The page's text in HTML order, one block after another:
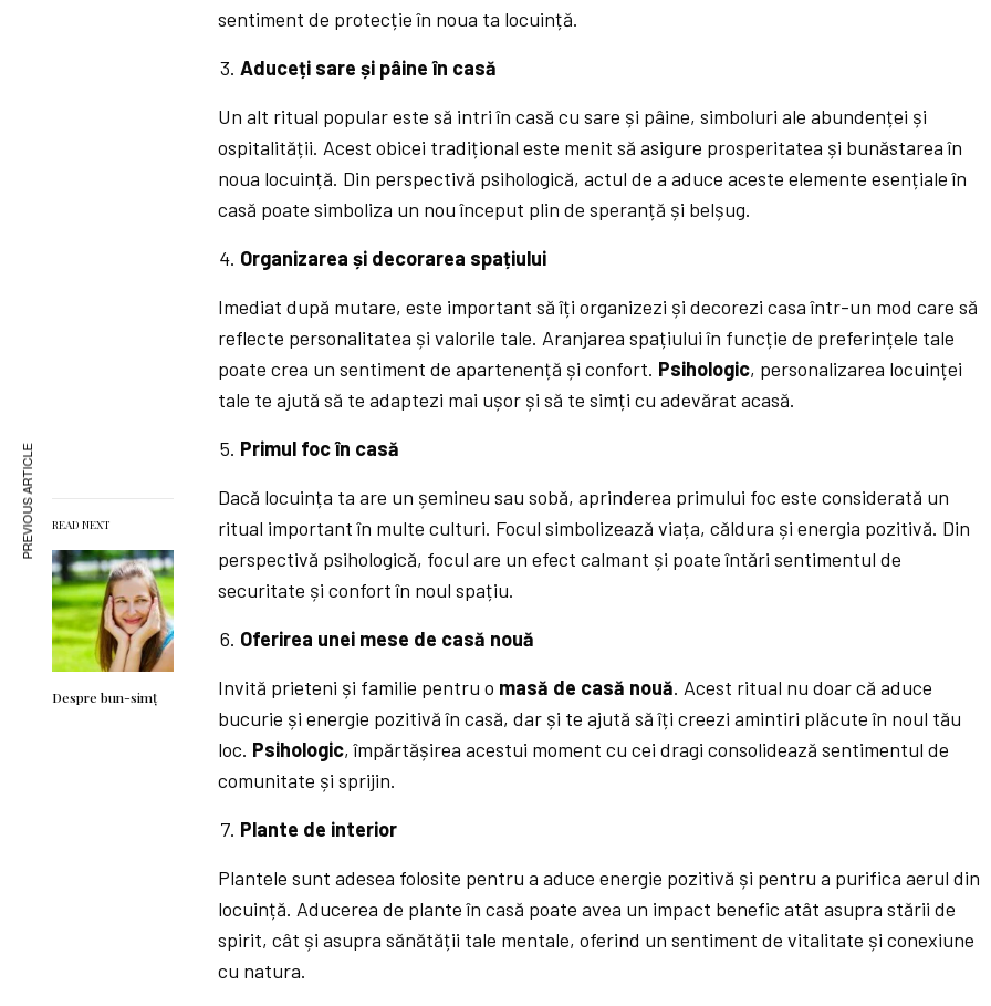
READ NEXT
Despre bun-simț
sentiment de protecție în noua ta locuință.
Aduceți sare și pâine în casă
Un alt ritual popular este să intri în casă cu sare și pâine, simboluri ale abundenței și
ospitalității. Acest obicei tradițional este menit să asigure prosperitatea și bunăstarea în
noua locuință. Din perspectivă psihologică, actul de a aduce aceste elemente esențiale în
casă poate simboliza un nou început plin de speranță și belșug.
Organizarea și decorarea spațiului
Imediat după mutare, este important să îți organizezi și decorezi casa într-un mod care să
reflecte personalitatea și valorile tale. Aranjarea spațiului în funcție de preferințele tale
poate crea un sentiment de apartenență și confort. Psihologic, personalizarea locuinței
tale te ajută să te adaptezi mai ușor și să te simți cu adevărat acasă.
Primul foc în casă
Dacă locuința ta are un șemineu sau sobă, aprinderea primului foc este considerată un
ritual important în multe culturi. Focul simbolizează viața, căldura și energia pozitivă. Din
perspectivă psihologică, focul are un efect calmant și poate întări sentimentul de
securitate și confort în noul spațiu.
Oferirea unei mese de casă nouă
Invită prieteni și familie pentru o masă de casă nouă. Acest ritual nu doar că aduce
bucurie și energie pozitivă în casă, dar și te ajută să îți creezi amintiri plăcute în noul tău
loc. Psihologic, împărtășirea acestui moment cu cei dragi consolidează sentimentul de
comunitate și sprijin.
Plante de interior
Plantele sunt adesea folosite pentru a aduce energie pozitivă și pentru a purifica aerul din
locuință. Aducerea de plante în casă poate avea un impact benefic atât asupra stării de
spirit, cât și asupra sănătății tale mentale, oferind un sentiment de vitalitate și conexiune
cu natura.
PREVIOUS ARTICLE